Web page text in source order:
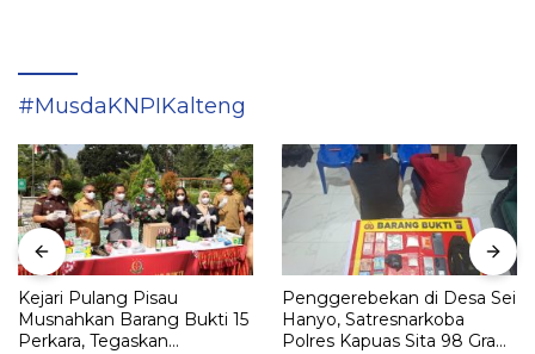
#MusdaKNPIKalteng
Kejari Pulang Pisau
Musnahkan Barang Bukti 15
Perkara, Tegaskan
Penggerebekan di Desa Sei
Hanyo, Satresnarkoba
Polres Kapuas Sita 98 Gram